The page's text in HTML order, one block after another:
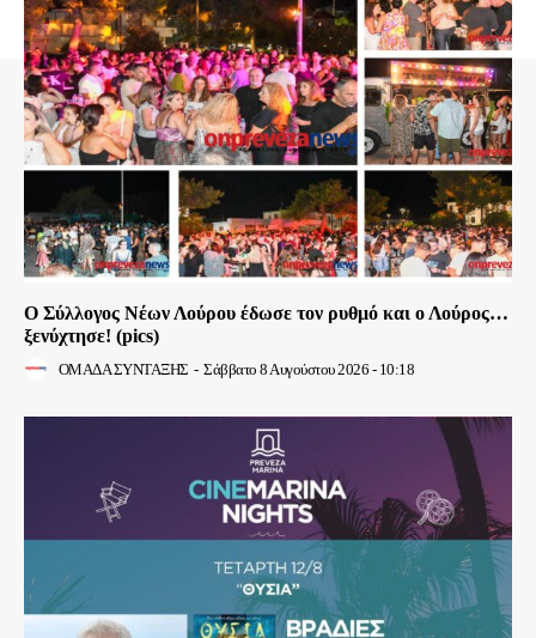
Ο Σύλλογος Νέων Λούρου έδωσε τον ρυθμό και ο Λούρος…
ξενύχτησε! (pics)
ΟΜΑΔΑ ΣΥΝΤΑΞΗΣ - Σάββατο 8 Αυγούστου 2026 - 10:18